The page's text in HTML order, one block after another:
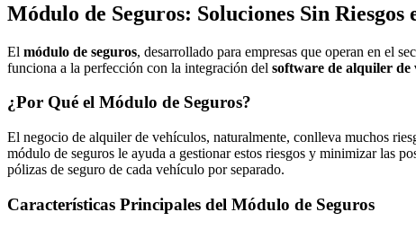
Módulo de Seguros: Soluciones Sin
El módulo de seguros, desarrollado para empresas que operan en el
funciona a la perfección con la integración del software de alquiler de
¿Por Qué el Módulo de Seguros?
El negocio de alquiler de vehículos, naturalmente, conlleva muchos
módulo de seguros le ayuda a gestionar estos riesgos y minimizar las
pólizas de seguro de cada vehículo por separado.
Características Principales del Módulo de Seguros